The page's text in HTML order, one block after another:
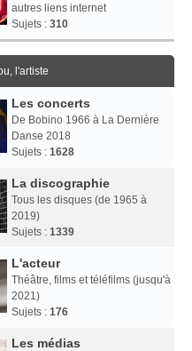
autres liens internet
Sujets : 310
l'artiste
Les concerts
De Bobino 1966 à La Dernière
Danse 2018
Sujets : 1628
La discographie
Tous les disques (de 1965 à
2019)
Sujets : 1339
L'acteur
Théâtre, films et téléfilms (jusqu'à
2021)
Sujets : 176
Les médias